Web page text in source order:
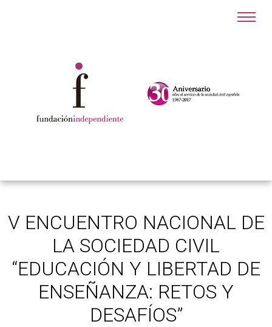
V ENCUENTRO NACIONAL DE
LA SOCIEDAD CIVIL
“EDUCACIÓN Y LIBERTAD DE
ENSEÑANZA: RETOS Y
DESAFÍOS”